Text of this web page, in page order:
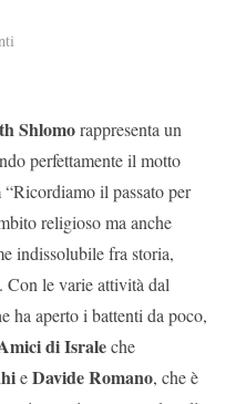
Shlomorappresenta un
perfettamente il motto
il passato per
religioso ma anche
indissolubile fra storia,
Con le varie attività dal
ha aperto i battenti da poco,
di Israleche
eDavide Romano, che è